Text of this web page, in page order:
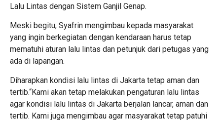
Lalu Lintas dengan Sistem Ganjil Genap.
Meski begitu, Syafrin mengimbau kepada masyarakat
yang ingin berkegiatan dengan kendaraan harus tetap
mematuhi aturan lalu lintas dan petunjuk dari petugas yang
ada di lapangan.
Diharapkan kondisi lalu lintas di Jakarta tetap aman dan
tertib.“Kami akan tetap melakukan pengaturan lalu lintas
agar kondisi lalu lintas di Jakarta berjalan lancar, aman dan
tertib. Kami juga mengimbau agar masyarakat tetap patuhi